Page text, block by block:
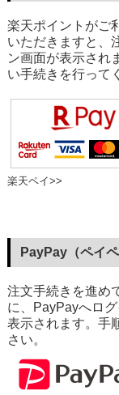
楽天ポイントがご
いただきますと、
ン画面が表示され
い手続きを行って
楽天ペイ>>
PayPay（ペイペ
注文手続きを進め
に、PayPayへロ
表示されます。手
さい。